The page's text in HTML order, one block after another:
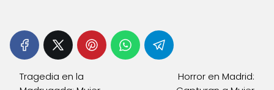
Tragedia en la
Horror en Madrid: